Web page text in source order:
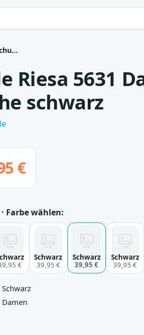
Riesa 5631
schwarz
€
Farbe wählen:
€
Schwarz
39,95 €
Schwarz
39,95 €
Schwarz
39,95 €
Schwarz
Damen